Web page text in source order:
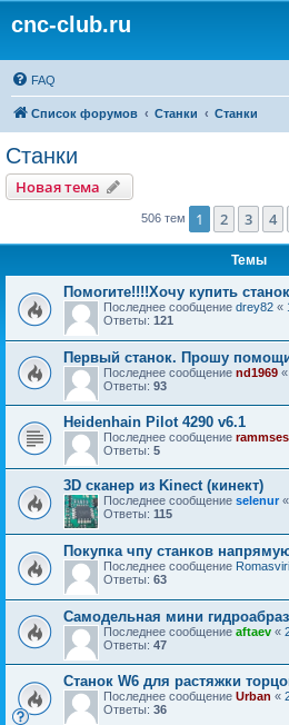
cnc-club.ru
FAQ
Список форумов Станки Станки
Станки
Новая тема
506 тем 1 2 3 4
Темы
Помогите!!!!Хочу купить
Последнее сообщение drey82 «
Ответы: 121
Первый станок. Прошу
Последнее сообщение nd1969 «
Ответы: 93
Heidenhain Pilot 4290 v6.1
Последнее сообщение
Ответы: 5
3D сканер из Kinect (кинект)
Последнее сообщение selenur «
Ответы: 115
Покупка чпу станков
Последнее сообщение
Ответы: 63
Самодельная мини
Последнее сообщение aftaev «
Ответы: 47
Станок W6 для растяжки
Последнее сообщение Urban «
Ответы: 36